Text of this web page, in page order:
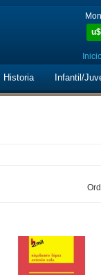
u$
Historia Infantil/